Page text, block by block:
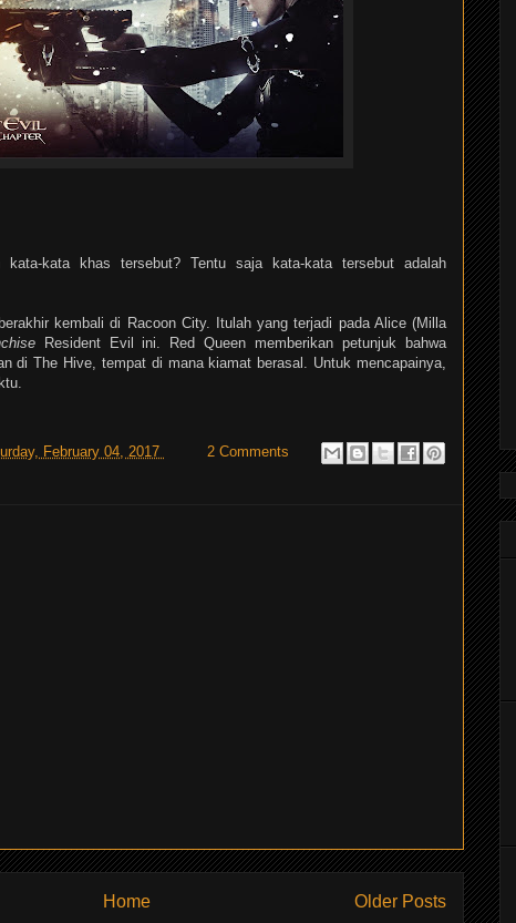
kata khas tersebut? Tentu saja kata-kata tersebut adalah
kembali di Racoon City. Itulah yang terjadi pada Alice (Milla
Resident Evil ini. Red Queen memberikan petunjuk bahwa
di The Hive, tempat di mana kiamat berasal. Untuk mencapainya,
February 04, 2017
2 Comments
Older Posts
Home